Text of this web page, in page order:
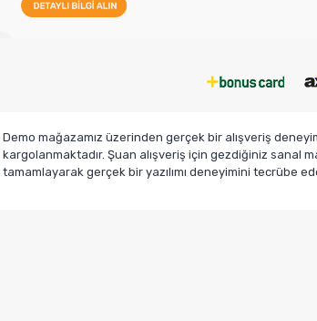
Demo mağazamız üzerinden gerçek bir alışveriş
kargolanmaktadır. Şuan alışveriş için gezdiğiniz sanal
tamamlayarak gerçek bir yazılımı deneyimini tecrübe